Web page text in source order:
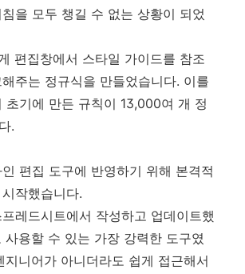
을 모두 챙길 수 없는 상황이 되었
편집창에서 스타일 가이드를 참조
주는 정규식을 만들었습니다. 이를
초기에 만든 규칙이 13,000여 개 정
.
편집 도구에 반영하기 위해 본격적
작했습니다.
레드시트에서 작성하고 업데이트했
사용할 수 있는 가장 강력한 도구였
지니어가 아니더라도 쉽게 접근해서